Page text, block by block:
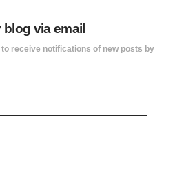
via email
receive notifications of new posts by